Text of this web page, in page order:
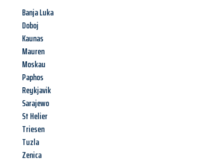
Banja Luka
Doboj
Kaunas
Mauren
Moskau
Paphos
Reykjavik
Sarajewo
St Helier
Triesen
Tuzla
Zenica